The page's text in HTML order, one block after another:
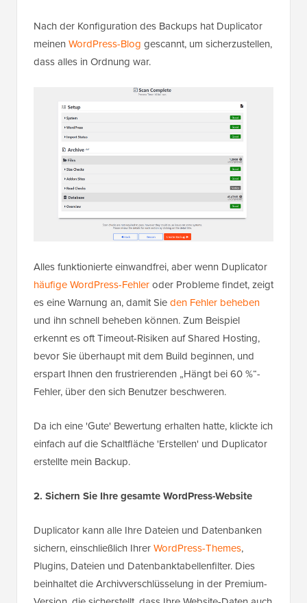
Nach der Konfiguration des Backups hat Duplicator
meinen WordPress-Blog gescannt, um sicherzustellen,
dass alles in Ordnung war.
Alles funktionierte einwandfrei, aber wenn Duplicator
häufige WordPress-Fehleroder Probleme findet, zeigt
es eine Warnung an, damit Sieden Fehler beheben
und ihn schnell beheben können. Zum Beispiel
erkennt es oft Timeout-Risiken auf Shared Hosting,
bevor Sie überhaupt mit dem Build beginnen, und
erspart Ihnen den frustrierenden „Hängt bei 60 %“-
Fehler, über den sich Benutzer beschweren.
Da ich eine 'Gute' Bewertung erhalten hatte, klickte ich
einfach auf die Schaltfläche 'Erstellen' und Duplicator
erstellte mein Backup.
2. Sichern Sie Ihre gesamte WordPress-Website
Duplicator kann alle Ihre Dateien und Datenbanken
sichern, einschließlich IhrerWordPress-Themes,
Plugins, Dateien und Datenbanktabellenfilter. Dies
beinhaltet die Archivverschlüsselung in der Premium-